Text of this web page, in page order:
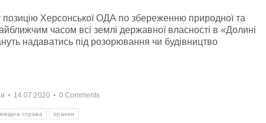
позицію Херсонської ОДА по збереженню природної та
часом всі землі державної власності в «Долині
надаватись під розорювання чи будівництво
14.07.2020 0 Comments
справа оранки